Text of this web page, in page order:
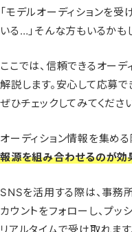
「モデルオーディションを
いる…」そんな方もいるかも
ここでは、信頼できるオーデ
解説します。安心して応募で
ぜひチェックしてみてくださ
オーディション情報を集める
報源を組み合わせるのが効
SNSを活用する際は、事務
カウントをフォローし、プッ
リアルタイムで受け取れます